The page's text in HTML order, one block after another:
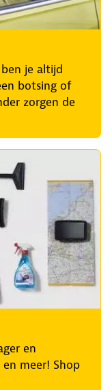
je altijd
botsing of
zorgen de
en
meer! Shop